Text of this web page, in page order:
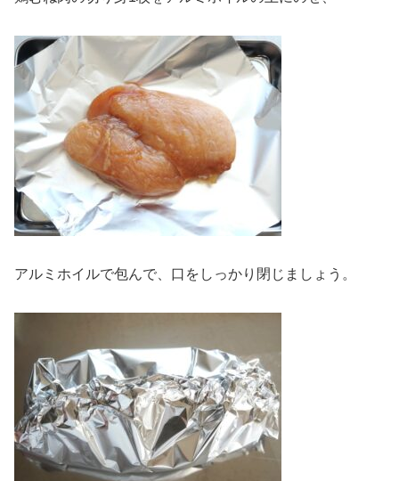
アルミホイルで包んで、口をしっかり閉じましょう。